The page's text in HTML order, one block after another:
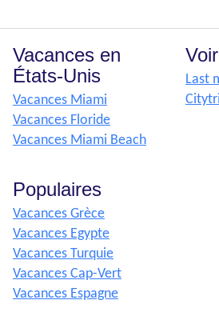
Vacances en
États-Unis
Vacances Miami
Vacances Floride
Vacances Miami Beach
Last
Populaires
Vacances Grèce
Vacances Egypte
Vacances Turquie
Vacances Cap-Vert
Vacances Espagne